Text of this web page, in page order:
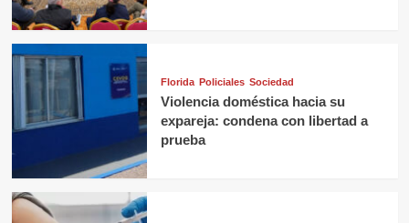
Florida Policiales Sociedad
Violencia doméstica hacia su
expareja: condena con libertad a
prueba